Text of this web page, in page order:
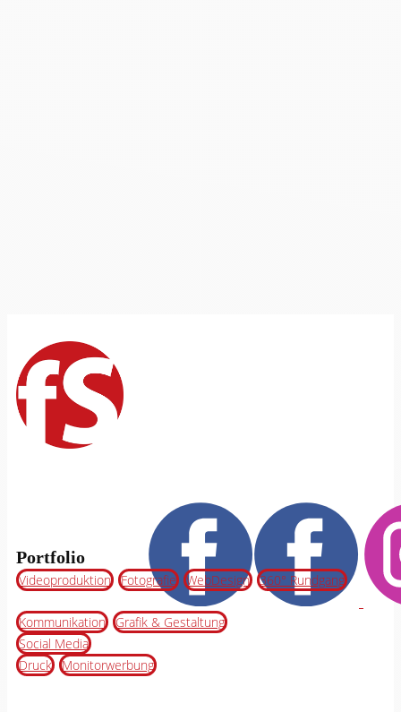
Portfolio
Videoproduktion Fotografie WebDesign 360° Rundgang
Kommunikation Grafik & Gestaltung
Social Media
Druck Monitorwerbung